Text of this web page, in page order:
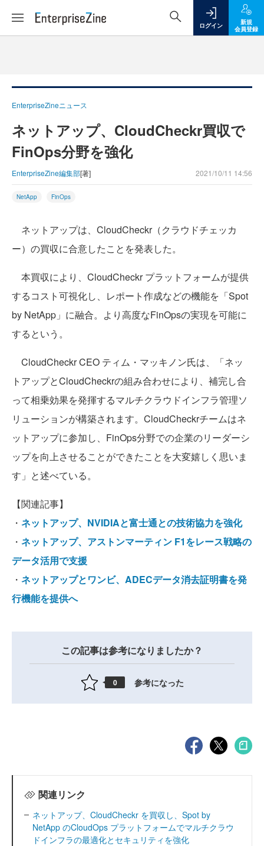
ログイン
新規
会員登録
EnterpriseZineニュース
ネットアップ、CloudCheckr買収で
FinOps分野を強化
EnterpriseZine編集部[著] 2021/10/11 14:56
NetApp FinOps
ネットアップは、CloudCheckr（クラウドチェッカ
ー）の買収に合意したことを発表した。
本買収により、CloudCheckr プラットフォームが提供
するコスト可視化し、レポート作成などの機能を「Spot
by NetApp」に融合。より高度なFinOpsの実現を可能に
するという。
CloudCheckr CEO ティム・マッキノン氏は、「ネッ
トアップとCloudCheckrの組み合わせにより、補完し合
って相乗効果を発揮するマルチクラウドインフラ管理ソ
リューションが構築されます。CloudCheckrチームはネ
ットアップに参加し、FinOps分野での企業のリーダーシ
ップを向上させることができたことを大変嬉しく思いま
す」と述べている。
【関連記事】
・ ネットアップ、NVIDIAと富士通との技術協力を強化
・ ネットアップ、アストンマーティン F1をレース戦略の
データ活用で支援
・ ネットアップとワンビ、ADECデータ消去証明書を発
行機能を提供へ
この記事は参考になりましたか？
0 参考になった
関連リンク
ネットアップ、CloudCheckr を買収し、Spot by
NetApp のCloudOps プラットフォームでマルチクラウ
ドインフラの最適化とセキュリティを強化